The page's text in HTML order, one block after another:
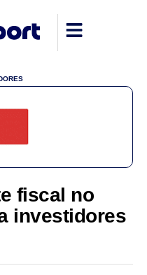
fiscal no
investidores